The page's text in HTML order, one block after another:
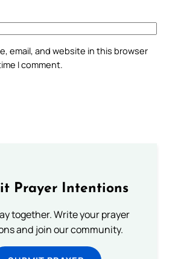
email, and website in this browser
I comment.
Prayer Intentions
together. Write your prayer
and join our community.